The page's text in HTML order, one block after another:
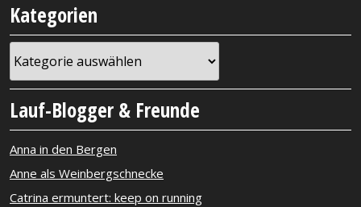
Kategorien
Lauf-Blogger & Freunde
Anna in den Bergen
Anne als Weinbergschnecke
Catrina ermuntert: keep on running